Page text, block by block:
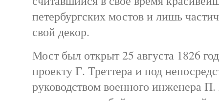
петербургских мостов и лишь
свой декор.
Мост был открыт 25 августа 1826
проекту Г. Треттера и под
руководством военного инженера